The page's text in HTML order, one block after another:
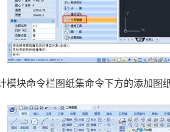
模块命令栏图纸集命令下方的添加图